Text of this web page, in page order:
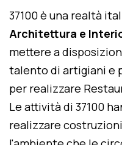
37100 è una realtà
Architettura e
mettere a
talento di artigiani e
per realizzare
Le attività di 37100
realizzare